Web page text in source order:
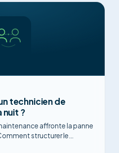
technicien de
nuit ?
affronte la panne
structurer le